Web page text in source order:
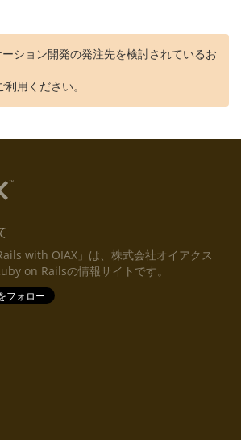
ション開発の発注先を検討されているお
利用ください。
with OIAX」は、株式会社オイアクス
on Railsの情報サイトです。